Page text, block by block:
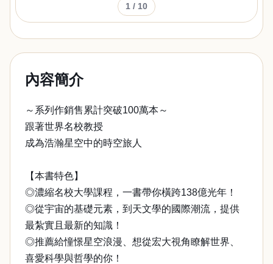
1 / 10
內容簡介
～系列作銷售累計突破100萬本～
跟著世界名校教授
成為浩瀚星空中的時空旅人
【本書特色】
◎濃縮名校大學課程，一書帶你橫跨138億光年！
◎從宇宙的基礎元素，到天文學的國際潮流，提供
最紮實且最新的知識！
◎推薦給憧憬星空浪漫、想從宏大視角瞭解世界、
喜愛科學與哲學的你！